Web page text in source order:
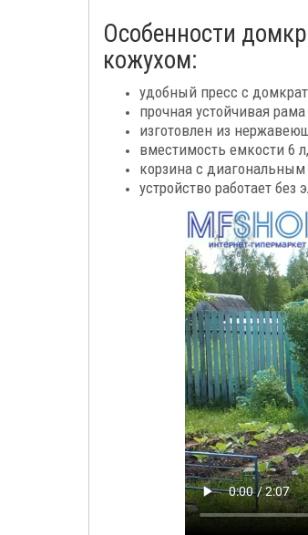
Особенности
кожухом:
удобный пресс с
прочная устойчивая
изготовлен из
вместимость емкости 6
корзина с
устройство работает